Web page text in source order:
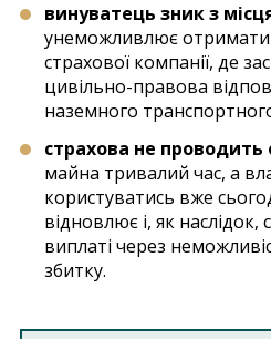
винуватець зник з
унеможливлює отримати
страхової компанії, де
цивільно-правова
наземного
страхова не проводить
майна тривалий час, а
користуватись вже
відновлює і, як наслідок,
виплаті через
збитку.